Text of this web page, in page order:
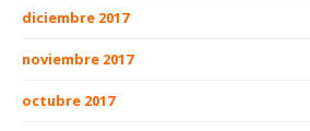
diciembre 2017
noviembre 2017
octubre 2017